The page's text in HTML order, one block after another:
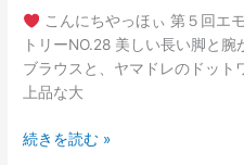
こんにちやっほぃ 第５回エ
トリーNO.28 美しい長い脚と
ブラウスと、ヤマドレのドット
上品な大
続きを読む »